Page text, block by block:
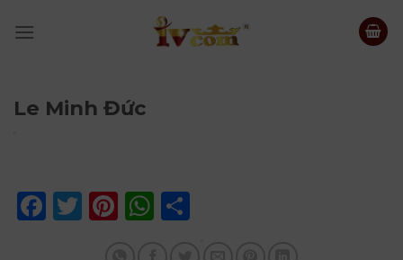
Le Minh Đức
Facebook
Twitter
Pinterest
WhatsApp